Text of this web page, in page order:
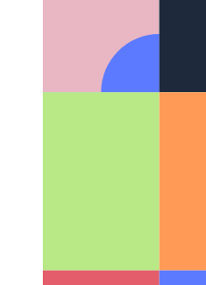
pantalla de tu iOS en tu Mac